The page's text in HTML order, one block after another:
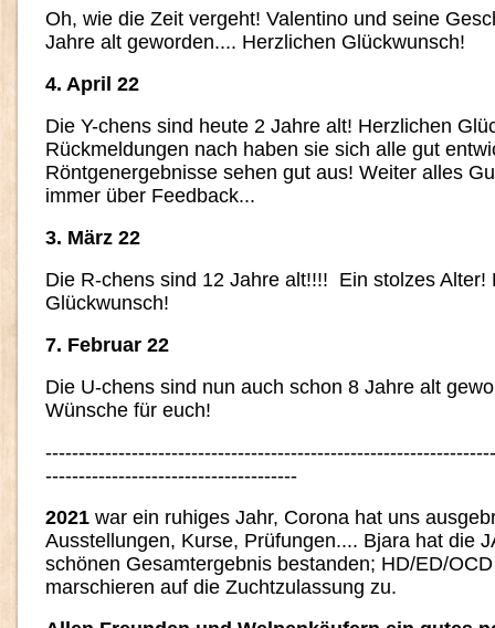
Oh, wie die Zeit vergeht! Valentino und seine
Jahre alt geworden.... Herzlichen Glückwunsch!
4. April 22
Die Y-chens sind heute 2 Jahre alt! Herzlichen
Rückmeldungen nach haben sie sich alle gut
Röntgenergebnisse sehen gut aus! Weiter alles
immer über Feedback...
3. März 22
Die R-chens sind 12 Jahre alt!!!! Ein stolzes Alter!
Glückwunsch!
7. Februar 22
Die U-chens sind nun auch schon 8 Jahre alt
Wünsche für euch!
--------------------------------------
2021 war ein ruhiges Jahr, Corona hat uns
Ausstellungen, Kurse, Prüfungen.... Bjara hat die
schönen Gesamtergebnis bestanden; HD/ED/
marschieren auf die Zuchtzulassung zu.